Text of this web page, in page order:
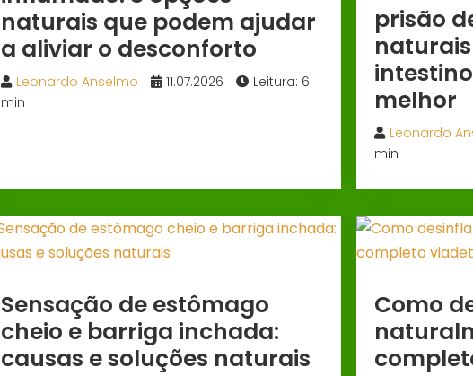
naturais que podem ajudar
a aliviar o desconforto
Leonardo Anselmo 11.07.2026
Leitura: 6
min
prisão
melhor
Leonardo
min
Sensação de estômago
cheio e barriga inchada:
causas e soluções naturais
Como